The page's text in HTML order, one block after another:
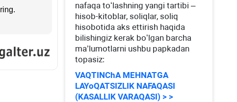
nafaqa toʻlashning yangi tartibi –
hisob-kitoblar, soliqlar, soliq
hisobotida aks ettirish haqida
bilishingiz kerak boʻlgan barcha
ma’lumotlarni ushbu papkadan
topasiz:
VAQTINChA MEHNATGA
LAYoQATSIZLIK NAFAQASI
(KASALLIK VARAQASI) > >